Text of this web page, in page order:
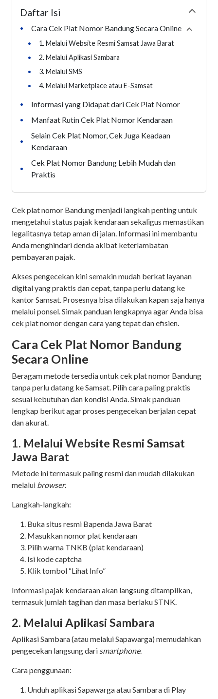
Daftar Isi
•
Cara Cek Plat Nomor Bandung Secara Online Collapse
•
1. Melalui Website Resmi Samsat Jawa Barat
•
2. Melalui Aplikasi Sambara
•
3. Melalui SMS
•
4. Melalui Marketplace atau E-Samsat
• Informasi yang Didapat dari Cek Plat Nomor
• Manfaat Rutin Cek Plat Nomor Kendaraan
•
Selain Cek Plat Nomor, Cek Juga Keadaan
Kendaraan
•
Cek Plat Nomor Bandung Lebih Mudah dan
Praktis
Cek plat nomor Bandung menjadi langkah penting untuk
mengetahui status pajak kendaraan sekaligus memastikan
legalitasnya tetap aman di jalan. Informasi ini membantu
Anda menghindari denda akibat keterlambatan
pembayaran pajak.
Akses pengecekan kini semakin mudah berkat layanan
digital yang praktis dan cepat, tanpa perlu datang ke
kantor Samsat. Prosesnya bisa dilakukan kapan saja hanya
melalui ponsel. Simak panduan lengkapnya agar Anda bisa
cek plat nomor dengan cara yang tepat dan efisien.
Cara Cek Plat Nomor Bandung
Secara Online
Beragam metode tersedia untuk cek plat nomor Bandung
tanpa perlu datang ke Samsat. Pilih cara paling praktis
sesuai kebutuhan dan kondisi Anda. Simak panduan
lengkap berikut agar proses pengecekan berjalan cepat
dan akurat.
1. Melalui Website Resmi Samsat
Jawa Barat
Metode ini termasuk paling resmi dan mudah dilakukan
melalui browser.
Langkah-langkah:
Buka situs resmi Bapenda Jawa Barat
Masukkan nomor plat kendaraan
Pilih warna TNKB (plat kendaraan)
Isi kode captcha
Klik tombol “Lihat Info”
Informasi pajak kendaraan akan langsung ditampilkan,
termasuk jumlah tagihan dan masa berlaku STNK.
2. Melalui Aplikasi Sambara
Aplikasi Sambara (atau melalui Sapawarga) memudahkan
pengecekan langsung dari smartphone.
Cara penggunaan:
Unduh aplikasi Sapawarga atau Sambara di Play